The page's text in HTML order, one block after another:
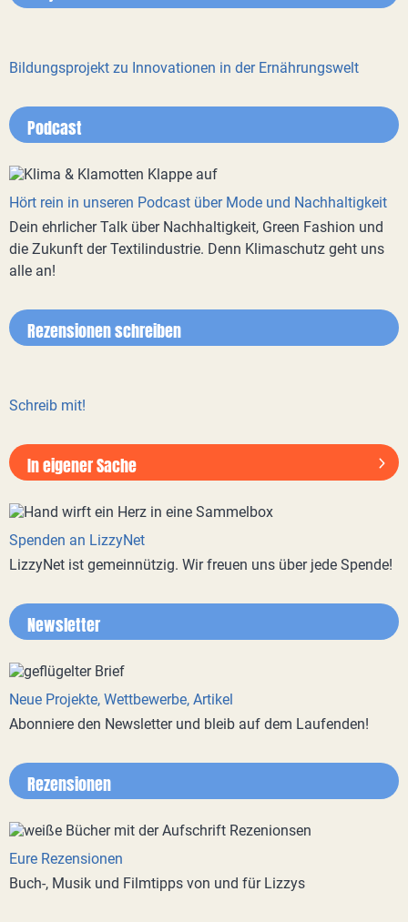
Bildungsprojekt zu Innovationen in der Ernährungswelt
Podcast
Hört rein in unseren Podcast über Mode und Nachhaltigkeit
Dein ehrlicher Talk über Nachhaltigkeit, Green Fashion und
die Zukunft der Textilindustrie. Denn Klimaschutz geht uns
alle an!
Rezensionen schreiben
Schreib mit!
In eigener Sache
Spenden an LizzyNet
LizzyNet ist gemeinnützig. Wir freuen uns über jede Spende!
Newsletter
Neue Projekte, Wettbewerbe, Artikel
Abonniere den Newsletter und bleib auf dem Laufenden!
Rezensionen
Eure Rezensionen
Buch-, Musik und Filmtipps von und für Lizzys